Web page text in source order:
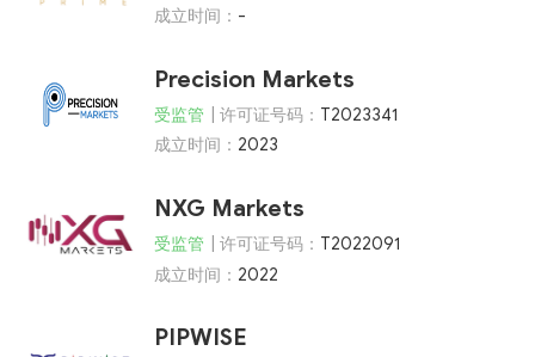
成立时间： -
Precision Markets
受监管 | 许可证号码： T2023341
成立时间： 2023
NXG Markets
受监管 | 许可证号码： T2022091
成立时间： 2022
PIPWISE